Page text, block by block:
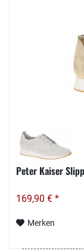
Peter Kaiser
169,90 € *
Merken